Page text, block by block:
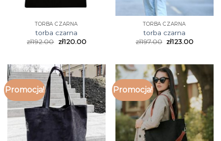
TORBA CZARNA
torba czarna
zł192.00 zł120.00
TORBA CZARNA
torba czarna
zł197.00 zł123.00
Promocja! Promocja!